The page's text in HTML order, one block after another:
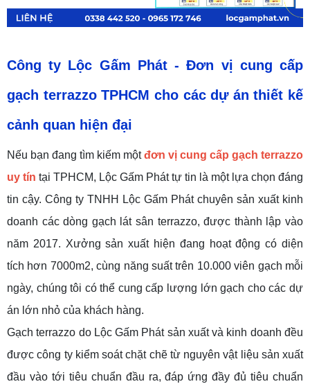
Công ty Lộc Gấm Phát-Đơn vị cung cấp
gạch terrazzo TPHCM cho các dự án thiết kế
cảnh quan hiện đại
Nếu bạn đang tìm kiếm mộtđơn vị cung cấp gạch terrazzo
uy tín tại TPHCM, Lộc Gấm Phát tự tin là một lựa chọn đáng
tin cậy. Công ty TNHH Lộc Gấm Phát chuyên sản xuất kinh
doanh các dòng gạch lát sân terrazzo, được thành lập vào
năm 2017. Xưởng sản xuất hiện đang hoạt động có diện
tích hơn 7000m2, cùng năng suất trên 10.000 viên gạch mỗi
ngày, chúng tôi có thể cung cấp lượng lớn gạch cho các dự
án lớn nhỏ của khách hàng.
Gạch terrazzo do Lộc Gấm Phát sản xuất và kinh doanh đều
được công ty kiểm soát chặt chẽ từ nguyên vật liệu sản xuất
đầu vào tới tiêu chuẩn đầu ra, đáp ứng đầy đủ tiêu chuẩn